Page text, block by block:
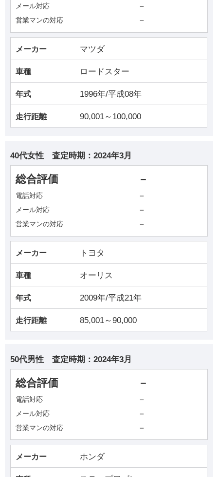
メール対応 －
営業マンの対応 －
メーカー マツダ
車種 ロードスター
年式 1996年/平成08年
走行距離 90,001～100,000
40代女性 査定時期： 2024年3月
総合評価 －
電話対応 －
メール対応 －
営業マンの対応 －
メーカー トヨタ
車種 オーリス
年式 2009年/平成21年
走行距離 85,001～90,000
50代男性 査定時期： 2024年3月
総合評価 －
電話対応 －
メール対応 －
営業マンの対応 －
メーカー ホンダ